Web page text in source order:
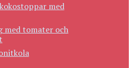
med
med tomater och